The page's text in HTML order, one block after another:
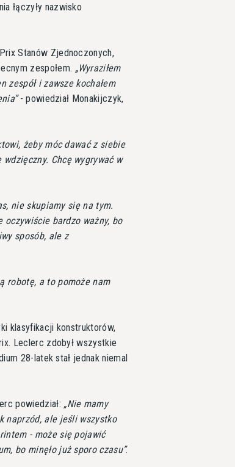
łączyły nazwisko
Stanów Zjednoczonych,
zespołem. Wyraziłem
i zawsze kochałem
- powiedział Monakijczyk,
żeby móc dawać z siebie
Chcę wygrywać w
nie skupiamy się na tym.
oczywiście bardzo ważny, bo
sposób, ale z
robotę, a to pomoże nam
klasyfikacji konstruktorów,
Leclerc zdobył wszystkie
28-latek stał jednak niemal
powiedział:
Nie mamy
naprzód, ale jeśli wszystko
- może się pojawić
bo minęło już sporo czasu .